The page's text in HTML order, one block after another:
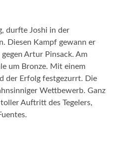
durfte Joshi in der
Diesen Kampf gewann er
Artur Pinsack. Am
um Bronze. Mit einem
der Erfolg festgezurrt. Die
Wettbewerb. Ganz
Auftritt des Tegelers,